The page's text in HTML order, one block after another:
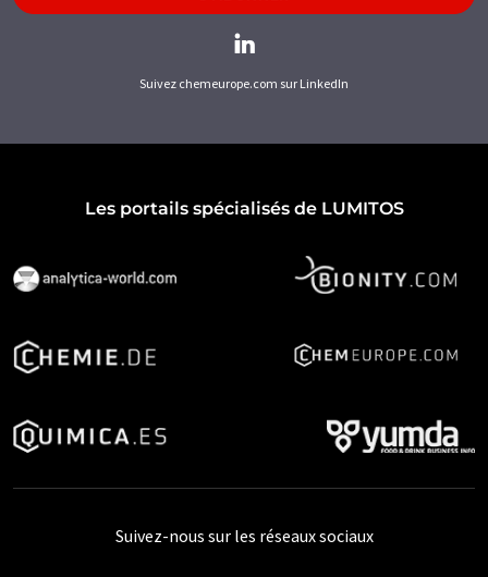
Suivez chemeurope.com sur LinkedIn
Les portails spécialisés de LUMITOS
Suivez-nous sur les réseaux sociaux